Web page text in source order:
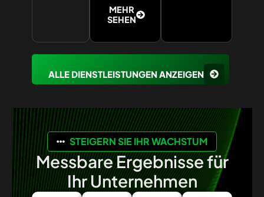
MEHR
SEHEN
ALLE DIENSTLEISTUNGEN ANZEIGEN
STEIGERN SIE IHR WACHSTUM
Messbare Ergebnisse für
Ihr Unternehmen